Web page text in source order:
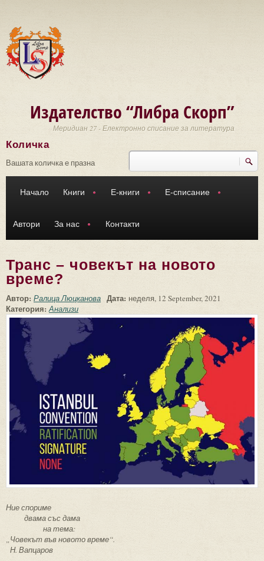
Издателство “Либра Скорп”
Меридиан 27 - Електронно списание за литература
Търси
Количка
Вашата количка е празна
Начало Книги Е-книги Е-списание
Автори За нас Контакти
Транс – човекът на новото
време?
Автор: Ралица Люцканова Дата: неделя, 12 September, 2021
Категория:Анализи
Ние спориме
двама със дама
на тема:
„Човекът във новото време“.
Н. Вапцаров